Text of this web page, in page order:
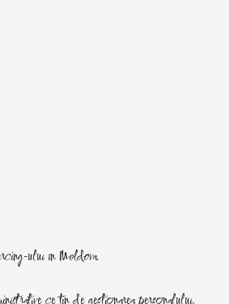
ului în Moldova.